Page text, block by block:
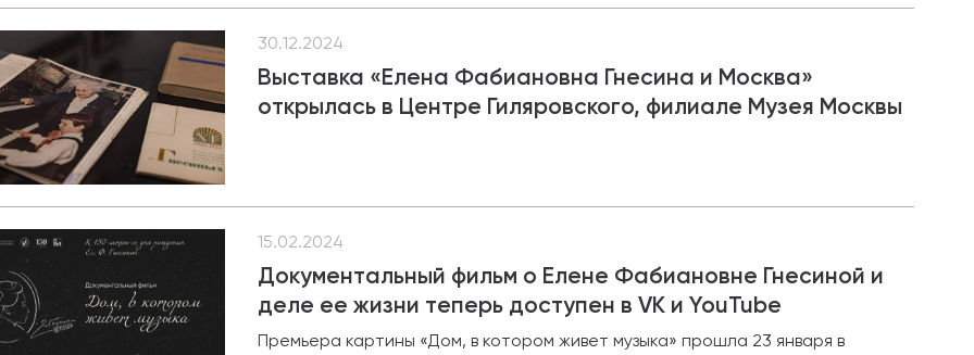
30.12.2024
Выставка «Елена Фабиановна Гнесина и Москва»
открылась в Центре Гиляровского, филиале Музея Москвы
15.02.2024
Документальный фильм о Елене Фабиановне Гнесиной и
деле ее жизни теперь доступен в VK и YouTube
Премьера картины «Дом, в котором живет музыка» прошла 23 января в